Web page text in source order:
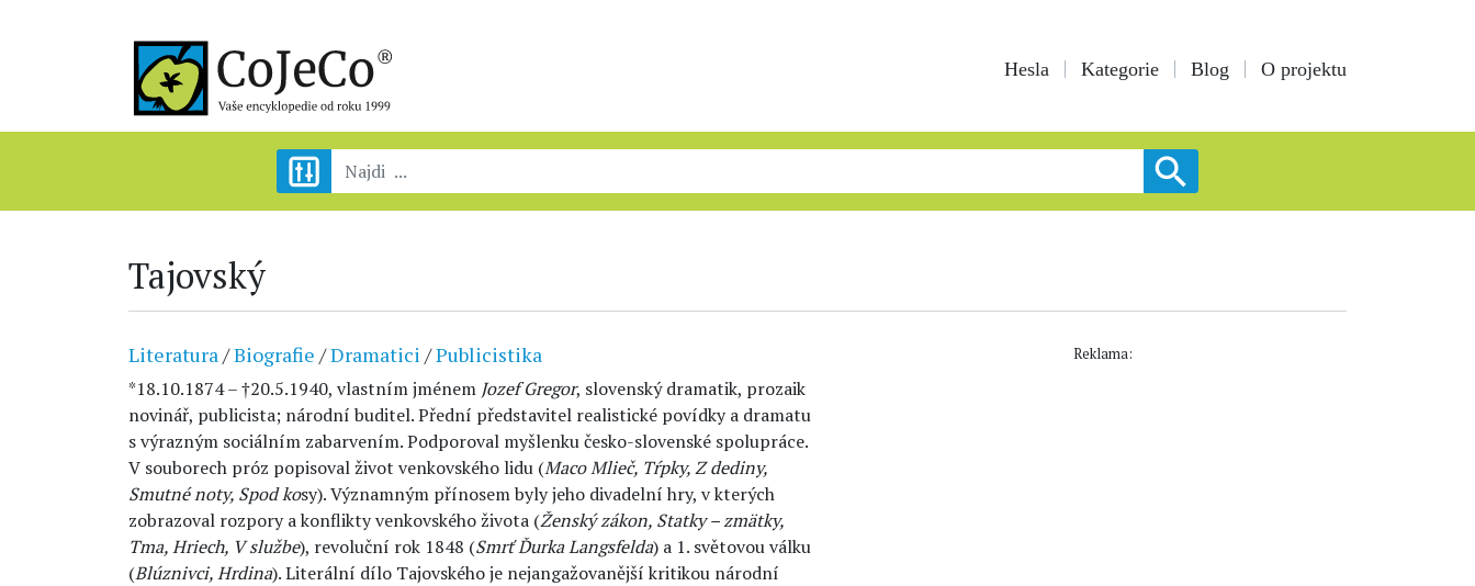
Hesla Kategorie Blog O projektu
Tajovský
Literatura/Biografie /Dramatici /Publicistika
*18.10.1874 – †20.5.1940, vlastním jménem Jozef Gregor, slovenský dramatik, prozaik
novinář, publicista; národní buditel. Přední představitel realistické povídky a dramatu
s výrazným sociálním zabarvením. Podporoval myšlenku česko-slovenské spolupráce.
V souborech próz popisoval život venkovského lidu (Maco Mlieč, Tŕpky, Z dediny,
Smutné noty, Spod kosy). Významným přínosem byly jeho divadelní hry, v kterých
zobrazoval rozpory a konflikty venkovského života (Ženský zákon, Statky – zmätky,
Tma, Hriech, V službe), revoluční rok 1848 (Smrť Ďurka Langsfelda) a 1. světovou válku
(Blúznivci, Hrdina). Literální dílo Tajovského je nejangažovanější kritikou národní
Reklama: